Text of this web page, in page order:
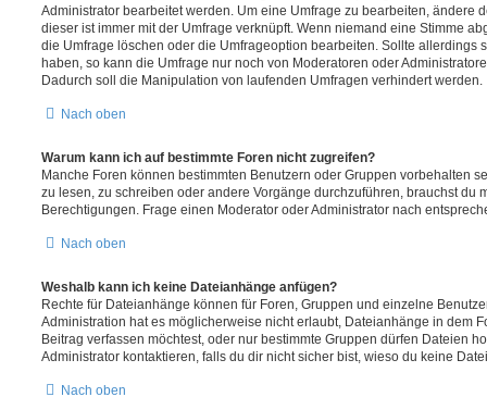
Administrator bearbeitet werden. Um eine Umfrage zu bearbeiten, ändere
dieser ist immer mit der Umfrage verknüpft. Wenn niemand eine Stimme
die Umfrage löschen oder die Umfrageoption bearbeiten. Sollte allerdings
haben, so kann die Umfrage nur noch von Moderatoren oder
Dadurch soll die Manipulation von laufenden Umfragen verhindert werden.
Nach oben
Warum kann ich auf bestimmte Foren nicht zugreifen?
Manche Foren können bestimmten Benutzern oder Gruppen vorbehalten
zu lesen, zu schreiben oder andere Vorgänge durchzuführen, brauchst du
Berechtigungen. Frage einen Moderator oder Administrator nach
Nach oben
Weshalb kann ich keine Dateianhänge anfügen?
Rechte für Dateianhänge können für Foren, Gruppen und einzelne
Administration hat es möglicherweise nicht erlaubt, Dateianhänge in dem
Beitrag verfassen möchtest, oder nur bestimmte Gruppen dürfen Dateien
Administrator kontaktieren, falls du dir nicht sicher bist, wieso du keine
Nach oben